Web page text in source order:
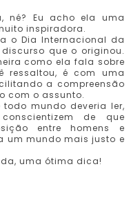
né? Eu acho ela uma
inspiradora.
o Dia Internacional da
que o originou.
como ela fala sobre
ressaltou, é com uma
a compreensão
com o assunto.
mundo deveria ler,
de que
entre homens e
um mundo mais justo e
uma ótima dica!